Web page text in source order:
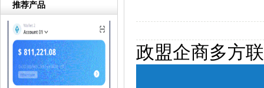
推荐产品
政盟企商多方